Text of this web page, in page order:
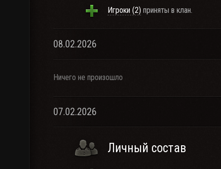
Игроки (2) приняты в клан.
08.02.2026
Ничего не произошло
07.02.2026
Личный состав